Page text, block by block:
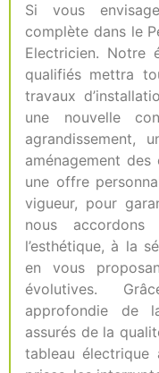
Si vous
complète dans le
Electricien. Notre
qualifiés mettra
travaux
une nouvelle
agrandissement,
aménagement
une offre
vigueur, pour
nous
l’esthétique, à la
en vous
évolutives.
approfondie de
assurés de la
tableau électrique